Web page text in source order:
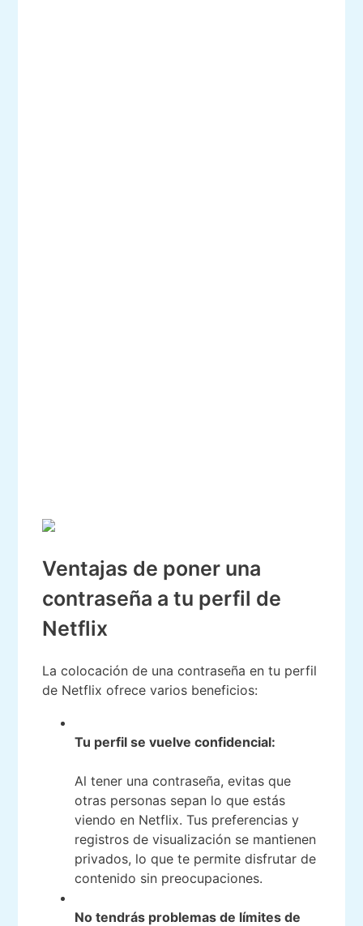
Ventajas de poner una
contraseña a tu perfil de
Netflix
La colocación de una contraseña en tu perfil
de Netflix ofrece varios beneficios:
Tu perfil se vuelve confidencial:
Al tener una contraseña, evitas que
otras personas sepan lo que estás
viendo en Netflix. Tus preferencias y
registros de visualización se mantienen
privados, lo que te permite disfrutar de
contenido sin preocupaciones.
No tendrás problemas de límites de